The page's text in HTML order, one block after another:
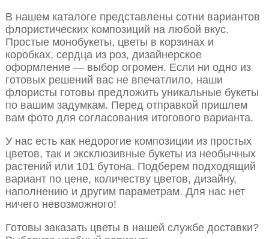
В нашем каталоге представлены сотни вариантов
флористических композиций на любой вкус.
Простые монобукеты, цветы в корзинах и
коробках, сердца из роз, дизайнерское
оформление — выбор огромен. Если ни одно из
готовых решений вас не впечатлило, наши
флористы готовы предложить уникальные букеты
по вашим задумкам. Перед отправкой пришлем
вам фото для согласования итогового варианта.
У нас есть как недорогие композиции из простых
цветов, так и эксклюзивные букеты из необычных
растений или 101 бутона. Подберем подходящий
вариант по цене, количеству цветов, дизайну,
наполнению и другим параметрам. Для нас нет
ничего невозможного!
Готовы заказать цветы в нашей службе доставки?